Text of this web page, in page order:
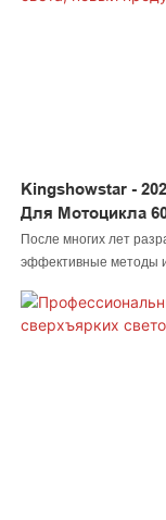
Kingshowstar -
Для Мотоцикла
Мотоцикла,
Дальнего/
После многих лет
эффективные методы
автоматического